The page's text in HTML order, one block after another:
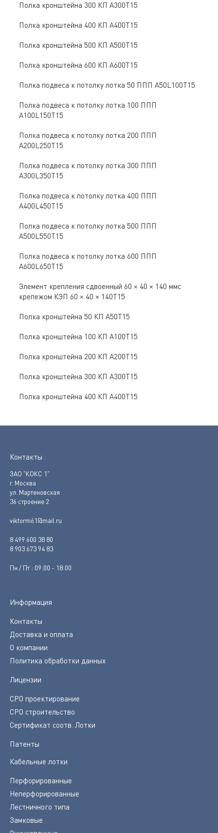
Полка кронштейна 300 КП А300Т15
Полка кронштейна 400 КП А400Т15
Полка кронштейна 500 КП А500Т15
Полка кронштейна 600 КП А600Т15
Полка подвеса к потолку лотка 50 ППП А50L100Т15
Полка подвеса к потолку лотка 100 ППП
А100L150Т15
Полка подвеса к потолку лотка 200 ППП
А200L250Т15
Полка подвеса к потолку лотка 300 ППП
А300L350Т15
Полка подвеса к потолку лотка 400 ППП
А400L450Т15
Полка подвеса к потолку лотка 500 ППП
А500L550Т15
Полка подвеса к потолку лотка 600 ППП
А600L650Т15
Элемент крепления сдвоенный 60 × 40 × 140 ммс
крепежом КЭП 60 × 40 × 140Т15
Полка кронштейна 50 КП А50Т15
Полка кронштейна 100 КП А100Т15
Полка кронштейна 200 КП А200Т15
Полка кронштейна 300 КП А300Т15
Полка кронштейна 400 КП А400Т15
Контакты
ЗАО "КОКС 1"
г. Москва
ул. Мартеновская
36 строение 2
viktorm61@mail.ru
8 499 600 38 80
8 903 673 94 83
Пн / Пт : 09:00 - 18:00
Информация
Контакты
Доставка и оплата
О компании
Политика обработки данных
Лицензии
СРО проектирование
СРО строительство
Сертификат соотв. Лотки
Патенты
Кабельные лотки
Перфорированные
Неперфорированные
Лестничного типа
Замковые